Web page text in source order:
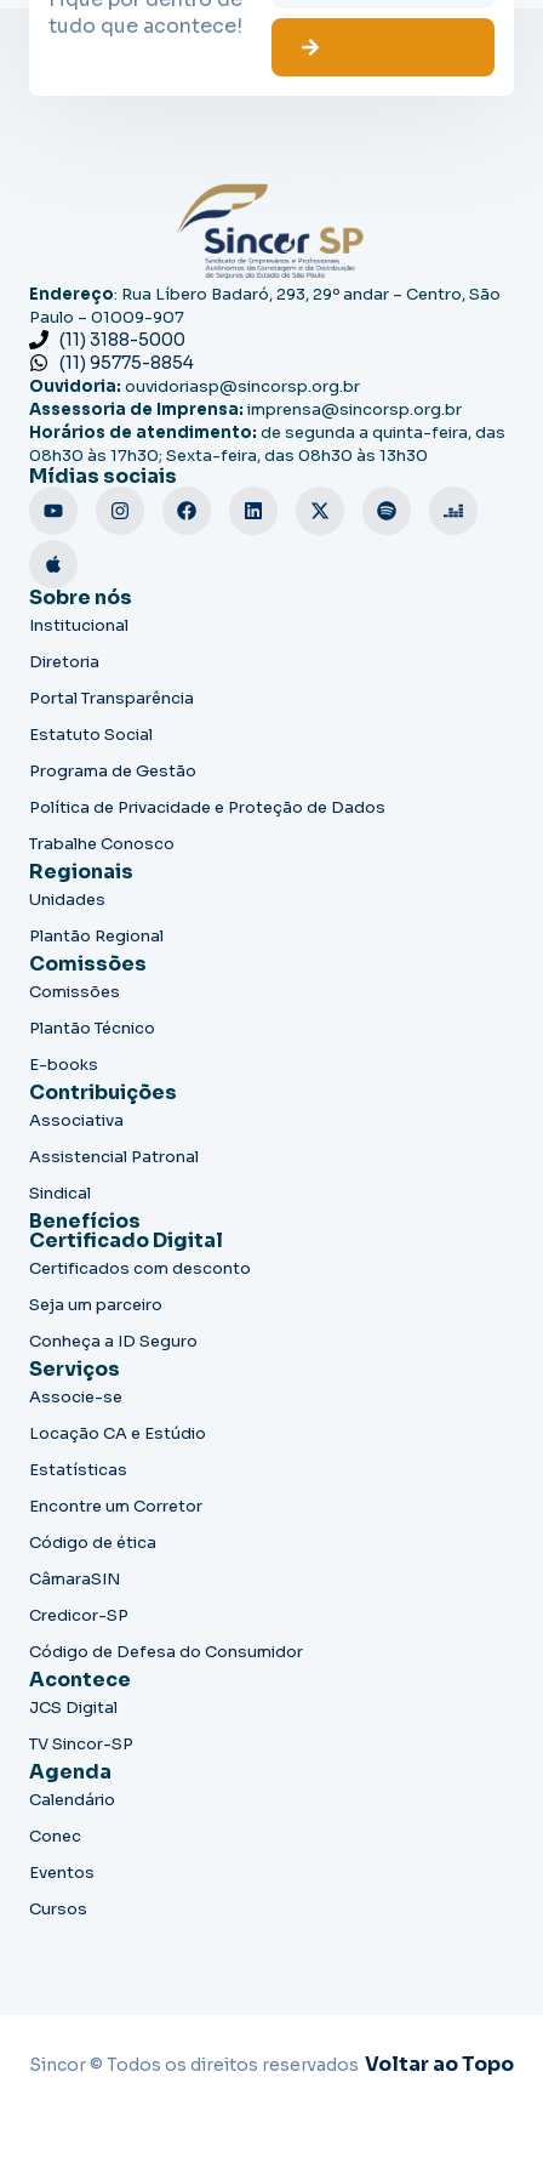
tudo que acontece!
Endereço: Rua Líbero Badaró, 293, 29º andar – Centro, São
Paulo – 01009-907
(11) 3188-5000
(11) 95775-8854
Ouvidoria: ouvidoriasp@sincorsp.org.br
Assessoria de Imprensa: imprensa@sincorsp.org.br
Horários de atendimento: de segunda a quinta-feira, das
08h30 às 17h30; Sexta-feira, das 08h30 às 13h30
Mídias sociais
Sobre nós
Institucional
Diretoria
Portal Transparência
Estatuto Social
Programa de Gestão
Política de Privacidade e Proteção de Dados
Trabalhe Conosco
Regionais
Unidades
Plantão Regional
Comissões
Comissões
Plantão Técnico
E-books
Contribuições
Associativa
Assistencial Patronal
Sindical
Benefícios
Certificado Digital
Certificados com desconto
Seja um parceiro
Conheça a ID Seguro
Serviços
Associe-se
Locação CA e Estúdio
Estatísticas
Encontre um Corretor
Código de ética
CâmaraSIN
Credicor-SP
Código de Defesa do Consumidor
Acontece
JCS Digital
TV Sincor-SP
Agenda
Calendário
Conec
Eventos
Cursos
Sincor © Todos os direitos reservados Voltar ao Topo